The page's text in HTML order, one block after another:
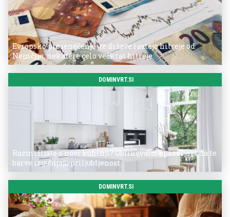
Evropsko presenečenje: te države rastejo hitreje od
Nemčije, nekatere celo večkrat hitreje
DOMINVRT.SI
Razmišljate o novi kuhinji? Oblikovalci opozarjajo, da te
barve izgubljajo priljubljenost
DOMINVRT.SI